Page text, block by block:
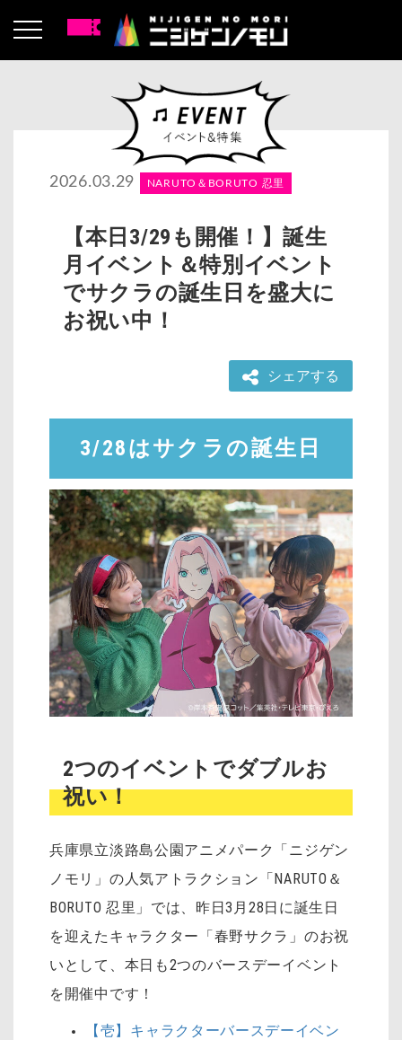
2026.03.29 NARUTO＆BORUTO 忍里
【本日3/29も開催！】誕生
月イベント＆特別イベント
でサクラの誕生日を盛大に
お祝い中！
シェアする
3/28はサクラの誕生日
2つのイベントでダブルお
祝い！
兵庫県立淡路島公園アニメパーク「ニジゲン
ノモリ」の人気アトラクション「NARUTO＆
BORUTO 忍里」では、昨日3月28日に誕生日
を迎えたキャラクター「春野サクラ」のお祝
いとして、本日も2つのバースデーイベント
を開催中です！
【壱】キャラクターバースデーイベン